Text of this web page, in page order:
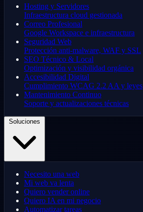
Hosting y Servidores
Infraestructura cloud gestionada
Correo Profesional
Google Workspace e infraestructura
Seguridad Web
Protección anti-malware, WAF y SSL
SEO Técnico & Local
Optimización y visibilidad orgánica
Accesibilidad Digital
Cumplimiento WCAG 2.2 AA y leyes
Mantenimiento Continuo
Soporte y actualizaciones técnicas
Necesito una web
Mi web va lenta
Quiero vender online
Quiero IA en mi negocio
Automatizar tareas